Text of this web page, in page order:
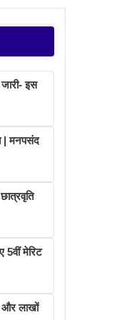
इस
| मनपसंद
5वीं मेरिट
और लाखों